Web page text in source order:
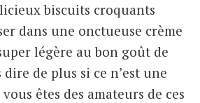
biscuits croquants
dans une onctueuse crème
légère au bon goût de
de plus si ce n’est une
êtes des amateurs de ces